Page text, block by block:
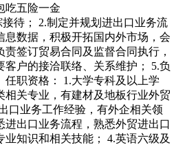
吃五险一金
待； 2.制定并规划进出口业务流
息数据，积极开拓国内外市场，会
签订贸易合同及监督合同执行，
客户的接洽联络、关系维护； 5.负
职资格： 1.大学专科及以上学
相关专业，有建材及地板行业外贸
口业务工作经验，有外企相关领
进出口业务流程，熟悉外贸进出口
知识和相关技能； 4.英语六级及